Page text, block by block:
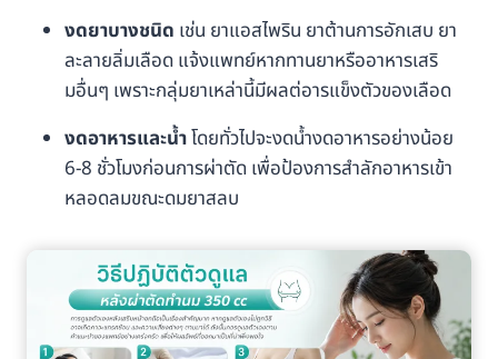
งดยาบางชนิด เช่น ยาแอสไพริน ยาต้านการอักเสบ ยา
ละลายลิ่มเลือด แจ้งแพทย์หากทานยาหรืออาหารเสริ
มอื่นๆ เพราะกลุ่มยาเหล่านี้มีผลต่อารแข็งตัวของเลือด
งดอาหารและน้ำโดยทั่วไปจะงดน้ำงดอาหารอย่างน้อย
6-8 ชั่วโมงก่อนการผ่าตัด เพื่อป้องการสำลักอาหารเข้า
หลอดลมขณะดมยาสลบ